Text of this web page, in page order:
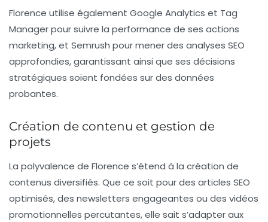
Florence utilise également Google Analytics et Tag
Managerpour suivre la performance de ses actions
marketing, et Semrush pour mener des analyses SEO
approfondies, garantissant ainsi que ses décisions
stratégiques soient fondées sur des données
probantes.
Création de contenu et gestion de
projets
La polyvalence de Florence s’étend à la création de
contenus diversifiés. Que ce soit pour des articles SEO
optimisés, des newsletters engageantes ou des vidéos
promotionnelles percutantes, elle sait s’adapter aux